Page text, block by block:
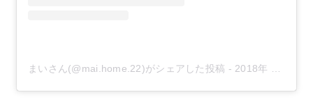
まいさん(@mai.home.22)がシェアした投稿 - 2018年 9月月10日午後7時07分PDT